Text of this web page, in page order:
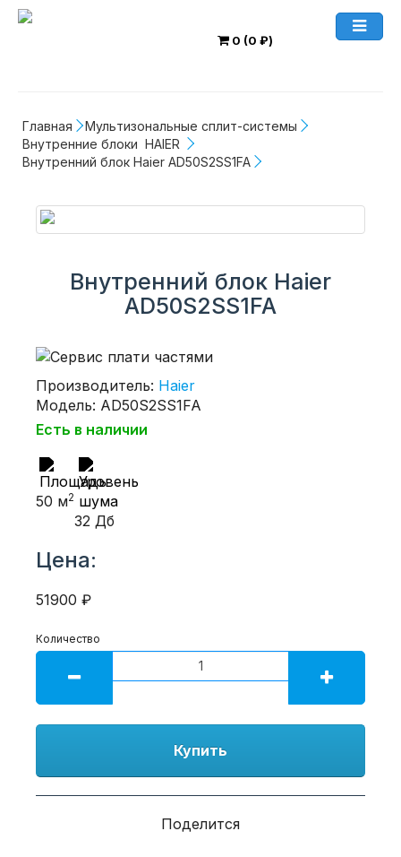
0 (0 ₽)
Главная
Мультизональные сплит-системы
Внутренние блоки  HAIER
Внутренний блок Haier AD50S2SS1FA
Внутренний блок Haier
AD50S2SS1FA
Производитель: Haier
Модель: AD50S2SS1FA
Есть в наличии
50 м2
32 Дб
Цена:
51900 ₽
Количество
Купить
Поделится